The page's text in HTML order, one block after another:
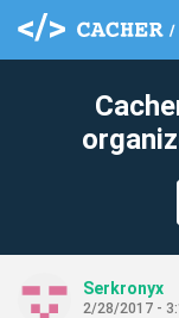
Serkronyx
2/28/2017 -